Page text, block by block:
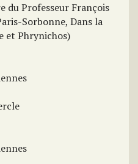
du Professeur François
Sorbonne, Dans la
et Phrynichos)